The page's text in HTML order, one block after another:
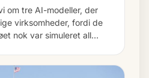
om tre AI-modeller, der
virksomheder, fordi de
nok var simuleret all…